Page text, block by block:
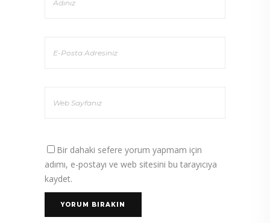
Bir dahaki sefere yorum yapmam için
adımı, e-postayı ve web sitesini bu tarayıcıya
kaydet.